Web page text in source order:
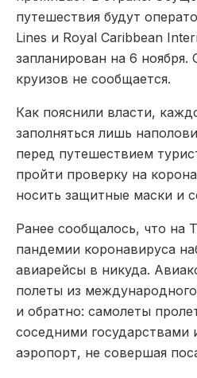
путешествия будут
Lines и Royal Caribbean
запланирован на 6
круизов не сообщается.
Как пояснили власти,
заполняться лишь
перед путешествием
пройти проверку на
носить защитные маски и
Ранее сообщалось, что на
пандемии коронавируса
авиарейсы в никуда.
полеты из
и обратно: самолеты
соседними государствами
аэропорт, не совершая